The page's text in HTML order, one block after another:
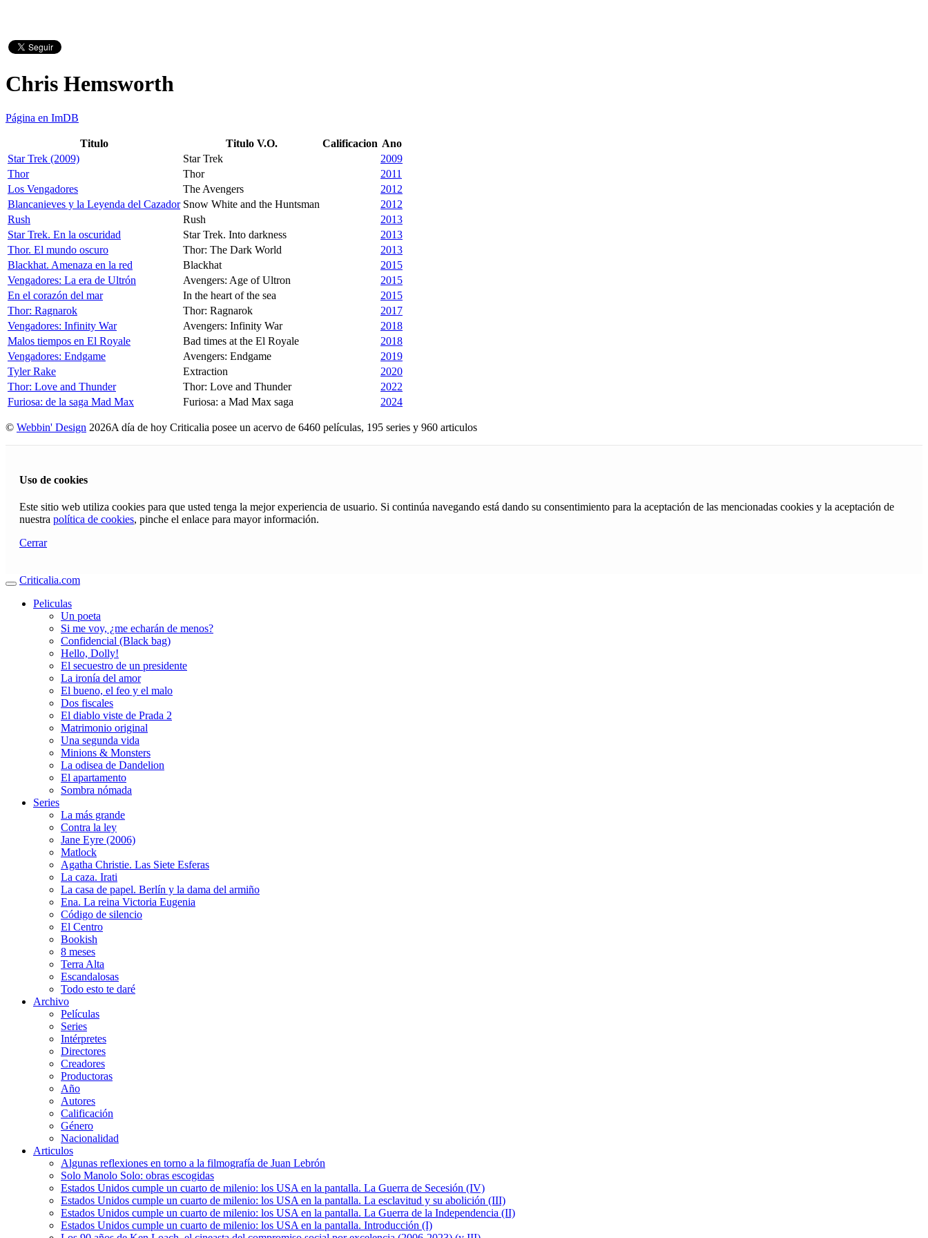
Chris Hemsworth
Página en ImDB
Titulo Titulo V.O. Calificacion Ano
Star Trek (2009)
Star Trek
2009
Thor
Thor
2011
Los Vengadores
The Avengers
2012
Blancanieves y la Leyenda del Cazador Snow White and the Huntsman
2012
Rush
Rush
2013
Star Trek. En la oscuridad
Star Trek. Into darkness
2013
Thor. El mundo oscuro
Thor: The Dark World
2013
Blackhat. Amenaza en la red
Blackhat
2015
Vengadores: La era de Ultrón
Avengers: Age of Ultron
2015
En el corazón del mar
In the heart of the sea
2015
Thor: Ragnarok
Thor: Ragnarok
2017
Vengadores: Infinity War
Avengers: Infinity War
2018
Malos tiempos en El Royale
Bad times at the El Royale
2018
Vengadores: Endgame
Avengers: Endgame
2019
Tyler Rake
Extraction
2020
Thor: Love and Thunder
Thor: Love and Thunder
2022
Furiosa: de la saga Mad Max
Furiosa: a Mad Max saga 2024
© Webbin' Design 2026A día de hoy Criticalia posee un acervo de 6460 películas, 195 series y 960 articulos
Uso de cookies
Este sitio web utiliza cookies para que usted tenga la mejor experiencia de usuario. Si continúa navegando está dando su consentimiento para la aceptación de las mencionadas cookies y la aceptación de
nuestra política de cookies, pinche el enlace para mayor información.
Cerrar
Criticalia.com
Peliculas
Un poeta
Si me voy, ¿me echarán de menos?
Confidencial (Black bag)
Hello, Dolly!
El secuestro de un presidente
La ironía del amor
El bueno, el feo y el malo
Dos fiscales
El diablo viste de Prada 2
Matrimonio original
Una segunda vida
Minions & Monsters
La odisea de Dandelion
El apartamento
Sombra nómada
Series
La más grande
Contra la ley
Jane Eyre (2006)
Matlock
Agatha Christie. Las Siete Esferas
La caza. Irati
La casa de papel. Berlín y la dama del armiño
Ena. La reina Victoria Eugenia
Código de silencio
El Centro
Bookish
8 meses
Terra Alta
Escandalosas
Todo esto te daré
Archivo
Películas
Series
Intérpretes
Directores
Creadores
Productoras
Año
Autores
Calificación
Género
Nacionalidad
Articulos
Algunas reflexiones en torno a la filmografía de Juan Lebrón
Solo Manolo Solo: obras escogidas
Estados Unidos cumple un cuarto de milenio: los USA en la pantalla. La Guerra de Secesión (IV)
Estados Unidos cumple un cuarto de milenio: los USA en la pantalla. La esclavitud y su abolición (III)
Estados Unidos cumple un cuarto de milenio: los USA en la pantalla. La Guerra de la Independencia (II)
Estados Unidos cumple un cuarto de milenio: los USA en la pantalla. Introducción (I)